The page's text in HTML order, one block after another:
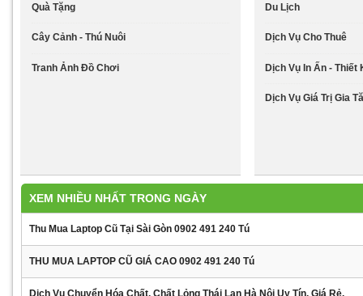
Quà Tặng
Cây Cảnh - Thú Nuôi
Tranh Ảnh Đồ Chơi
Du Lịch
Dịch Vụ Cho Thuê
Dịch Vụ In Ấn - Thiết
Dịch Vụ Giá Trị Gia
XEM NHIỀU NHẤT TRONG NGÀY
Thu Mua Laptop Cũ Tại Sài Gòn 0902 491 240 Tú
THU MUA LAPTOP CŨ GIÁ CAO 0902 491 240 Tú
Dịch Vụ Chuyển Hóa Chất, Chất Lỏng Thái Lan Hà Nội Uy Tín, Giá Rẻ.